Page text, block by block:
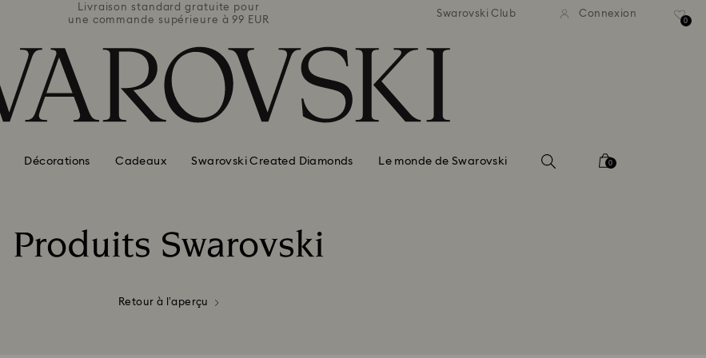
Livraison standard gratuite pour
une commande supérieure à 99 EUR
Livraison standard gratuite pour
une commande supérieure à 99 EUR
Livraison standard
une commande supérieure
Swarovski Club Connexion
0
Décorations Cadeaux Swarovski Created Diamonds Le monde de Swarovski 0
Produits Swarovski
Retour à l’aperçu